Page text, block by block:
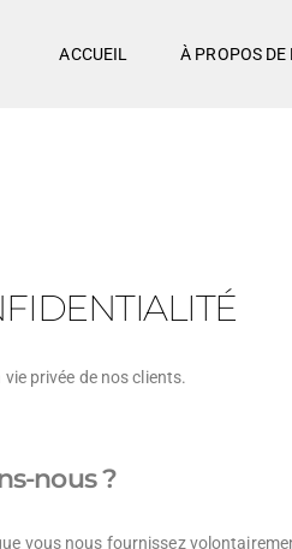
ACCUEIL À PROPOS DE
privée de nos clients.
nous ?
vous nous fournissez